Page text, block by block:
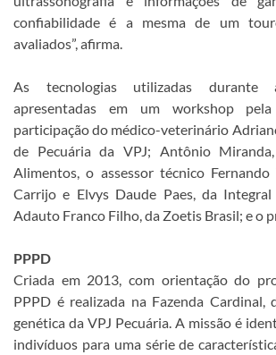
confiabilidade é a mesma de um
avaliados”, afirma.
As tecnologias utilizadas
apresentadas em um workshop
participação do médico-veterinário
de Pecuária da VPJ; Antônio
Alimentos, o assessor técnico
Carrijo e Elvys Daude Paes, da
Adauto Franco Filho, da Zoetis Brasil; e o
PPPD
Criada em 2013, com orientação do
PPPD é realizada na Fazenda Cardinal,
genética da VPJ Pecuária. A missão é
indivíduos para uma série de